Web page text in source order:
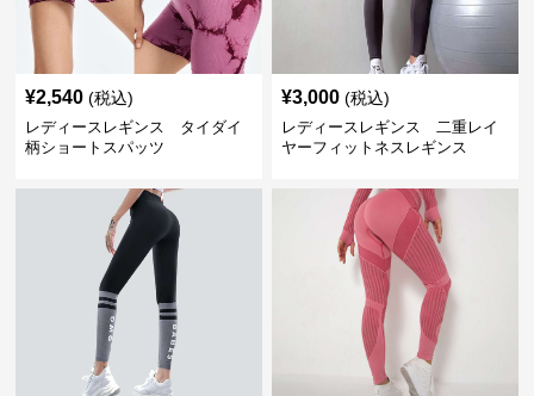
¥2,540 (税込)
レディースレギンス タイダイ
柄ショートスパッツ
¥3,000 (税込)
レディースレギンス 二重レイ
ヤーフィットネスレギンス